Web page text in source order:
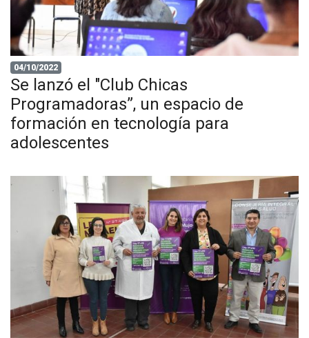
04/10/2022
Se lanzó el "Club Chicas
Programadoras”, un espacio de
formación en tecnología para
adolescentes